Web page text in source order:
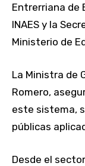
Entrerriana de
INAES y la
Ministerio de
La Ministra de
Romero,
este sistema,
públicas
Desde el